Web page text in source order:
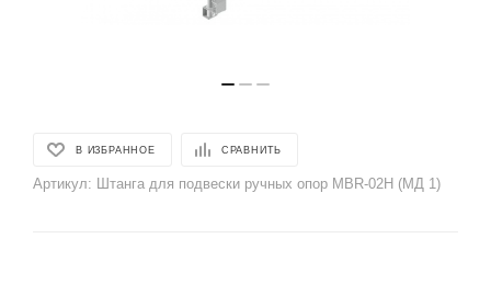
В ИЗБРАННОЕ СРАВНИТЬ
Артикул: Штанга для подвески ручных опор MBR-02Н (МД 1)